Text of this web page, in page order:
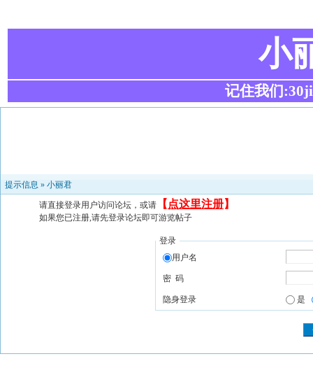
小
记住我们
提示信息 » 小丽君
请直接登录用户访问论坛，或请 【 点这里注册】
如果您已注册,请先登录论坛即可游览帖子
登录
用户名
密 码
隐身登录 是